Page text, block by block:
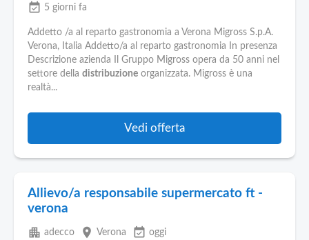
event_available 5 giorni fa
Addetto /a al reparto gastronomia a Verona Migross S.p.A.
Verona, Italia Addetto/a al reparto gastronomia In presenza
Descrizione azienda Il Gruppo Migross opera da 50 anni nel
settore della distribuzione organizzata. Migross è una
realtà...
Vedi offerta
Allievo/a responsabile supermercato ft -
verona
apartment adecco place Verona event_available oggi